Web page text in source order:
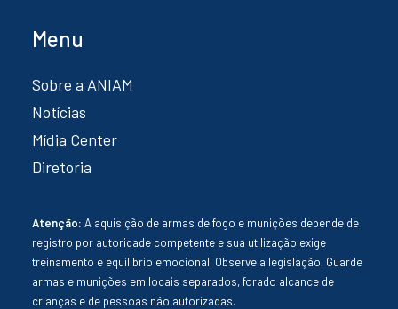
Menu
Sobre a ANIAM
Notícias
Mídia Center
Diretoria
Atenção: A aquisição de armas de fogo e munições depende de
registro por autoridade competente e sua utilização exige
treinamento e equilíbrio emocional. Observe a legislação. Guarde
armas e munições em locais separados, forado alcance de
crianças e de pessoas não autorizadas.